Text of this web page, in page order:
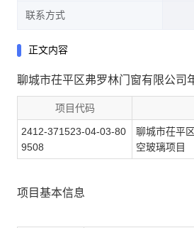
联系方式
正文内容
聊城市茌平区弗罗林门窗有限公司
项目代码
2412-371523-04-03-80
9508
聊城市茌平
空玻璃项目
项目基本信息